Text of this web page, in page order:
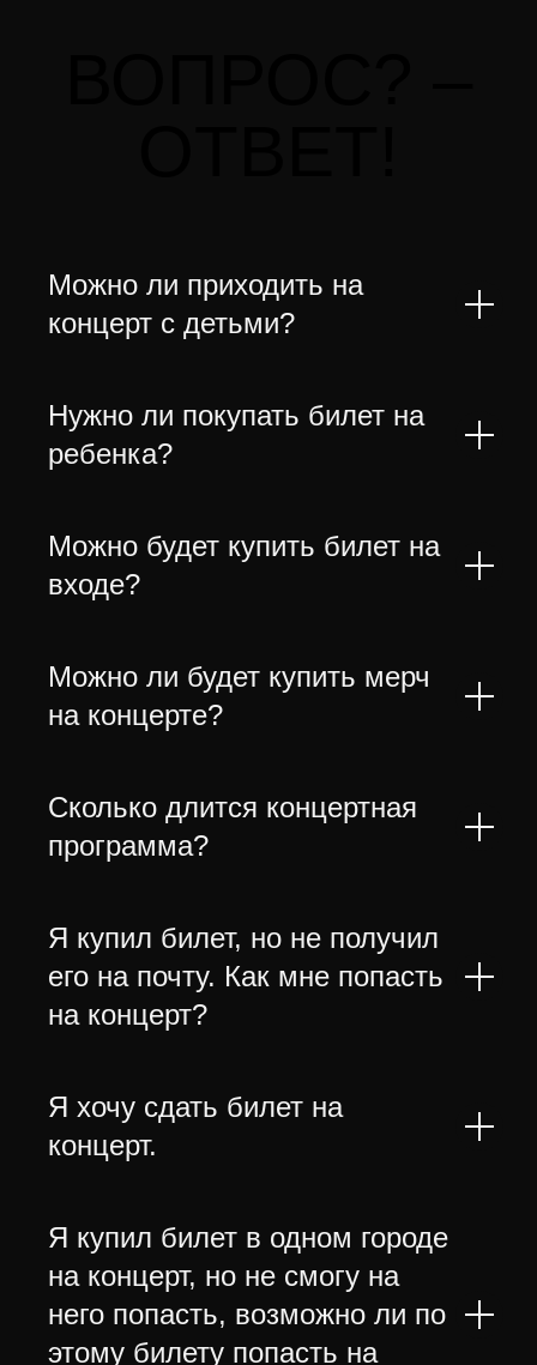
Можно ли приходить на
концерт с детьми?
Нужно ли покупать билет на
ребенка?
Можно будет купить билет на
входе?
Можно ли будет купить мерч
на концерте?
Сколько длится концертная
программа?
Я купил билет, но не получил
его на почту. Как мне попасть
на концерт?
Я хочу сдать билет на
концерт.
Я купил билет в одном городе
на концерт, но не смогу на
него попасть, возможно ли по
этому билету попасть на